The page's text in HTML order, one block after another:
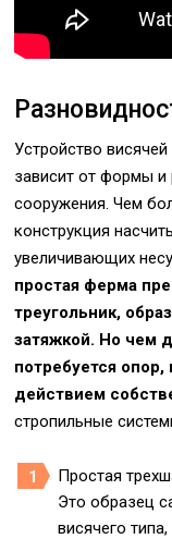
Устройство
зависит от формы и
сооружения. Чем
конструкция
увеличивающих
простая ферма
треугольник,
затяжкой. Но чем
потребуется
действием
стропильные
Простая
Это образец
висячего